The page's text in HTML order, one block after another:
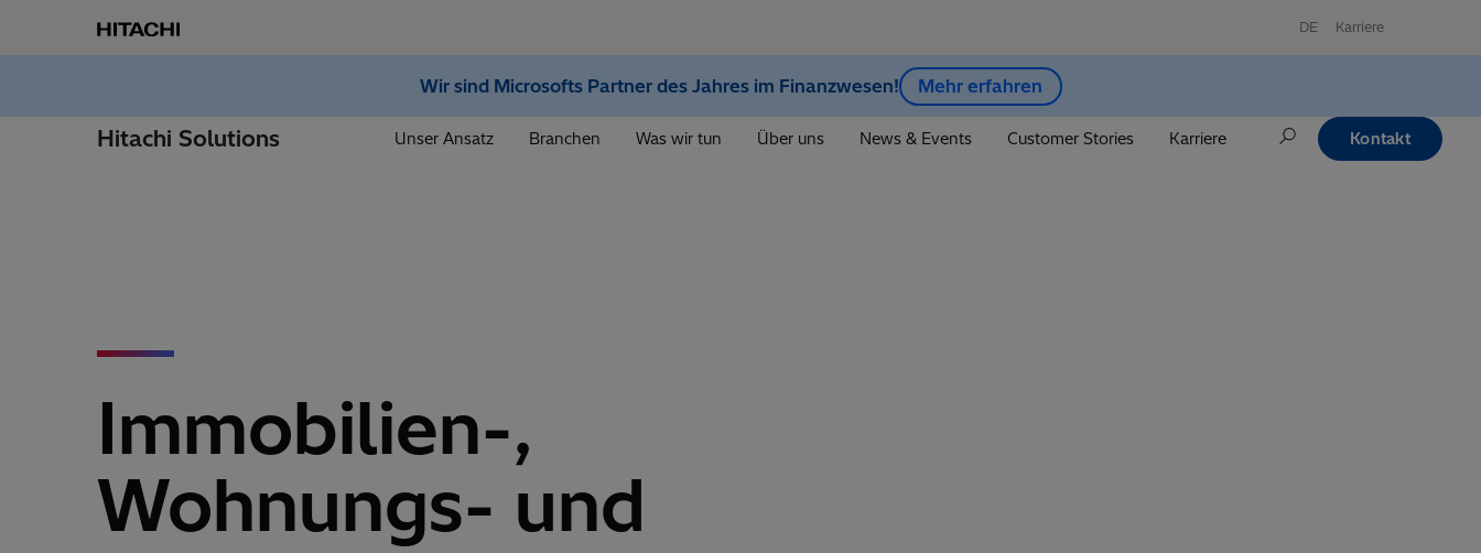
DE Karriere
Wir sind Microsofts Partner des Jahres im Finanzwesen! Mehr erfahren
Hitachi Solutions Unser Ansatz Branchen Was wir tun Über uns News & Events Customer Stories Karriere Kontakt
Immobilien-,
Wohnungs- und